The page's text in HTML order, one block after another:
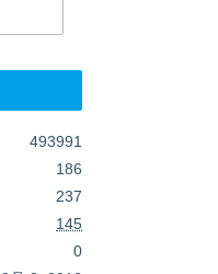
493991
186
237
145
0